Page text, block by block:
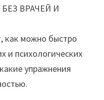
БЕЗ ВРАЧЕЙ И
как можно быстро
и психологических
упражнения